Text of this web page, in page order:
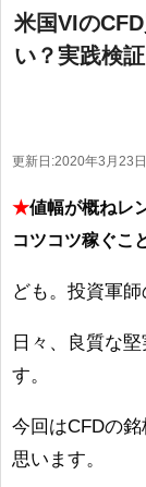
米国VIの
い？実践検
更新日:2020年3月23日
★値幅が概ねレ
コツコツ稼ぐこ
ども。投資軍師
日々、良質な
す。
今回はCFDの
思います。